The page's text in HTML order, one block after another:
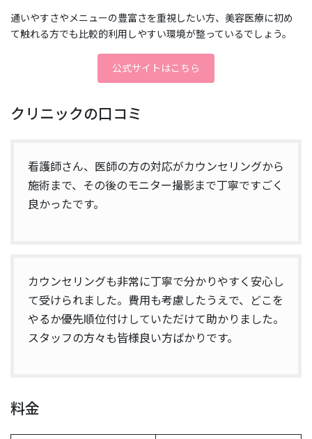
通いやすさやメニューの豊富さを重視したい方、美容医療に初め
て触れる方でも比較的利用しやすい環境が整っているでしょう。
公式サイトはこちら
クリニックの口コミ
看護師さん、医師の方の対応がカウンセリングから
施術まで、その後のモニター撮影まで丁寧ですごく
良かったです。
カウンセリングも非常に丁寧で分かりやすく安心し
て受けられました。費用も考慮したうえで、どこを
やるか優先順位付けしていただけて助かりました。
スタッフの方々も皆様良い方ばかりです。
料金